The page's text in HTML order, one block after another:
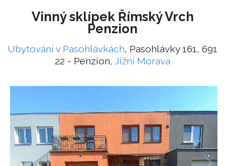
Vinný sklípek Římský Vrch
Penzion
Ubytování v Pasohlávkách, Pasohlávky 161, 691
22 - Penzion, Jižní Morava